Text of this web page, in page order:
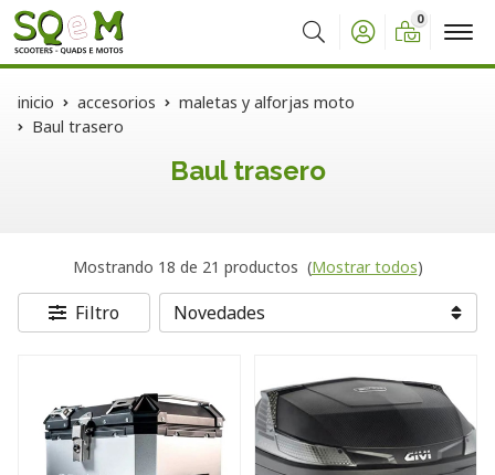
Buscar
0
inicio accesorios
maletas y alforjas moto
Baul trasero
Baul trasero
Mostrando 18 de 21 productos (Mostrar todos)
Filtro